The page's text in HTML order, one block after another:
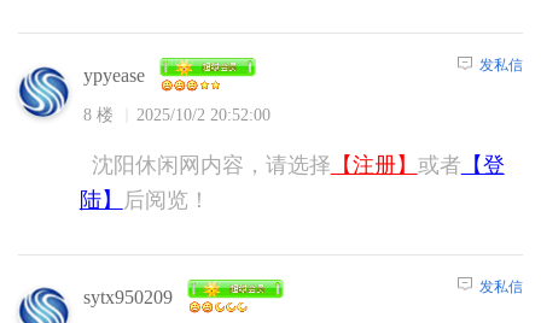
ypyease
8 楼 2025/10/2 20:52:00
发私信
沈阳休闲网内容，请选择 【注册】 或者 【登
陆】
后阅览！
sytx950209 发私信